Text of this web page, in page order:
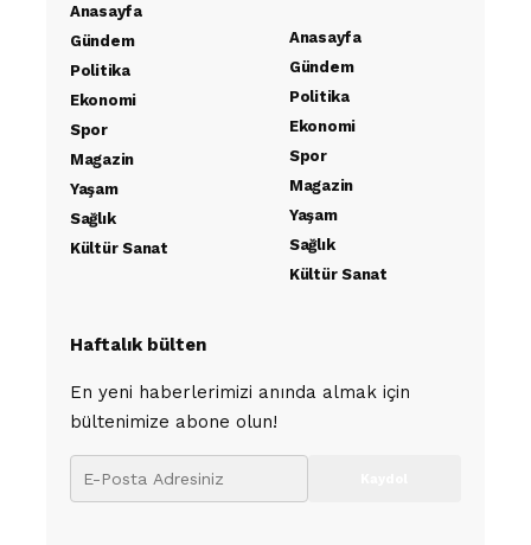
Anasayfa
Gündem
Politika
Ekonomi
Spor
Magazin
Yaşam
Sağlık
Kültür Sanat
Anasayfa
Gündem
Politika
Ekonomi
Spor
Magazin
Yaşam
Sağlık
Kültür Sanat
Haftalık bülten
En yeni haberlerimizi anında almak için
bültenimize abone olun!